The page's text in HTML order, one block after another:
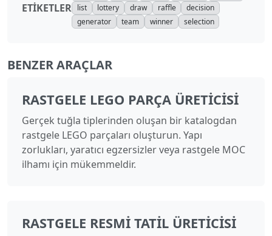
ETIKETLER list
lottery draw raffle
decision
generator
team winner selection
BENZER ARAÇLAR
RASTGELE LEGO PARÇA ÜRETICISI
Gerçek tuğla tiplerinden oluşan bir katalogdan
rastgele LEGO parçaları oluşturun. Yapı
zorlukları, yaratıcı egzersizler veya rastgele MOC
ilhamı için mükemmeldir.
RASTGELE RESMI TATIL ÜRETICISI